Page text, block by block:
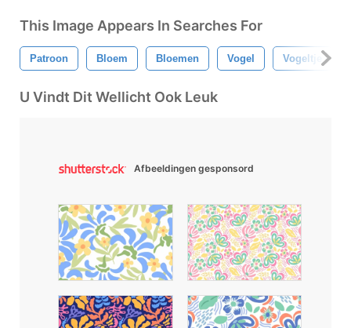
This Image Appears In Searches For
Patroon Bloem Bloemen Vogel Vogeltje
U Vindt Dit Wellicht Ook Leuk
Afbeeldingen gesponsord